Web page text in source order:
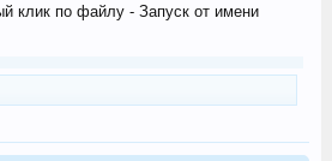
клик по файлу - Запуск от имени